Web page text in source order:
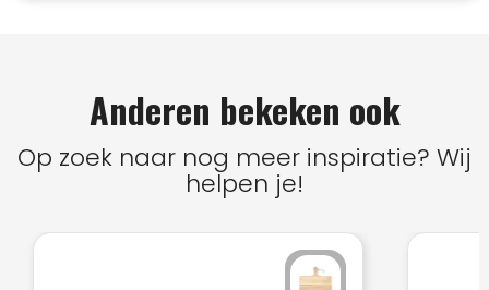
Anderen bekeken ook
Op zoek naar nog meer inspiratie? Wij
helpen je!